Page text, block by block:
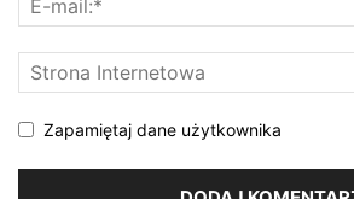
Zapamiętaj dane użytkownika